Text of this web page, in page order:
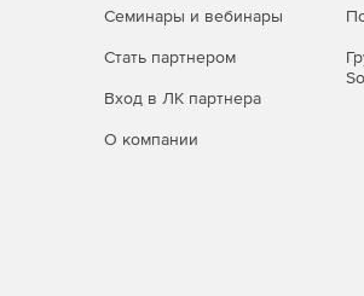
Семинары и вебинары
Стать партнером
Вход в ЛК партнера
О компании